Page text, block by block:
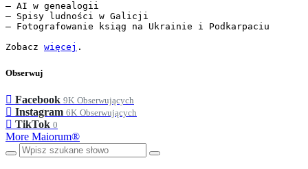
— AI w genealogii
— Spisy ludności w Galicji
— Fotografowanie ksiąg na Ukrainie i Podkarpaciu
Zobacz więcej .
Obserwuj
Facebook 9K Obserwujących
Instagram 6K Obserwujących
TikTok 0
More Maiorum®